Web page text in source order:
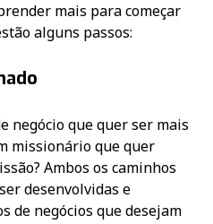
mais para começar
alguns passos:
negócio que quer ser mais
missionário que quer
Ambos os caminhos
desenvolvidas e
de negócios que desejam